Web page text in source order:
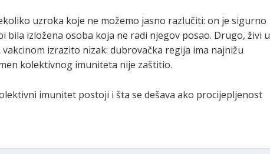
uzroka koje ne možemo jasno razlučiti: on je sigurno
izložena osoba koja ne radi njegov posao. Drugo, živi u
izrazito nizak: dubrovačka regija ima najnižu
kolektivnog imuniteta nije zaštitio.
imunitet postoji i šta se dešava ako procijepljenost